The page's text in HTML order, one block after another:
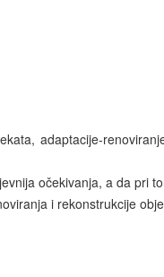
adaptacije-
očekivanja, a da pri
i rekonstrukcije